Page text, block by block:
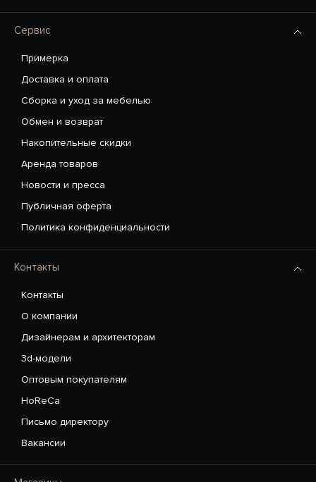
Сервис
Примерка
Доставка и оплата
Сборка и уход за мебелью
Обмен и возврат
Накопительные скидки
Аренда товаров
Новости и пресса
Публичная оферта
Политика конфиденциальности
Контакты
Контакты
О компании
Дизайнерам и архитекторам
3d-модели
Оптовым покупателям
HoReCa
Письмо директору
Вакансии